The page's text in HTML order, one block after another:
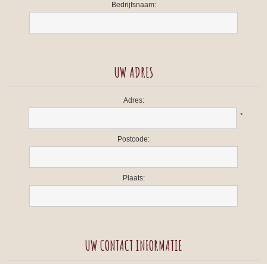
Bedrijfsnaam:
UW ADRES
Adres:
*
Postcode:
Plaats:
UW CONTACT INFORMATIE